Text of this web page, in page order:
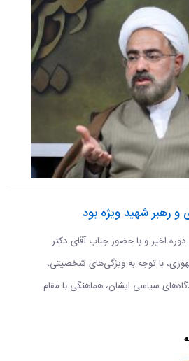
رهبر شهید ویژه بود
اخیر و با حضور جناب آقای دکتر
با توجه به ویژگی‌های شخصیتی،
سیاسی ایشان، هماهنگی با مقام